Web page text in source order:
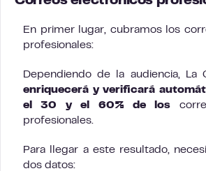
En primer lugar, cubramos los
profesionales:
Dependiendo de la audiencia, La
enriquecerá y verificará
el 30 y el 60% de los
profesionales.
Para llegar a este resultado,
dos datos: